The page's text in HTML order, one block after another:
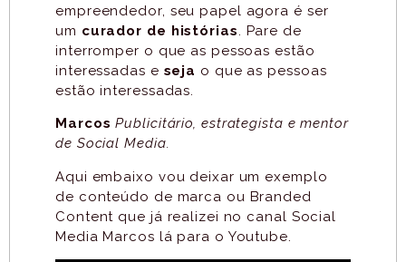
empreendedor, seu papel agora é ser
um curador de histórias. Pare de
interromper o que as pessoas estão
interessadas e seja o que as pessoas
estão interessadas.
Marcos Publicitário, estrategista e mentor
de Social Media.
Aqui embaixo vou deixar um exemplo
de conteúdo de marca ou Branded
Content que já realizei no canal Social
Media Marcos lá para o Youtube.